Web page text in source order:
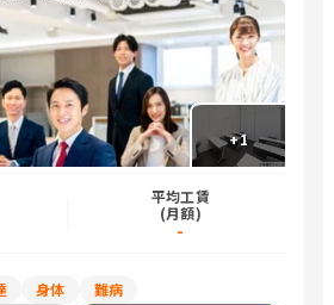
+1
平均工賃
(月額)
-
身体 難病